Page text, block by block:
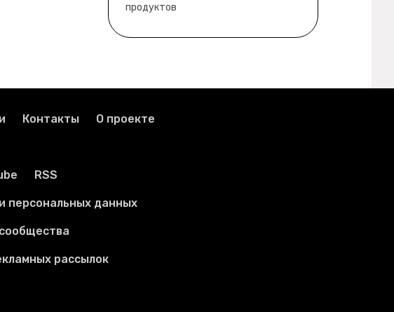
продуктов
Контакты О проекте
RSS
персональных данных
рассылок